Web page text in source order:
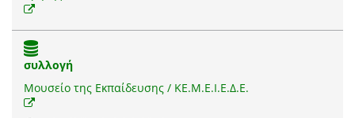
συλλογή
Μουσείο της Εκπαίδευσης / ΚΕ.Μ.Ε.Ι.Ε.Δ.Ε.